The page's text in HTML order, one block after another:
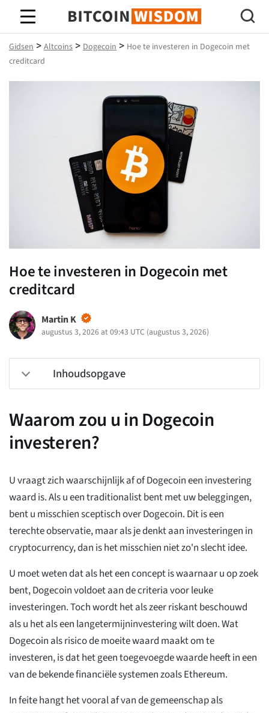
Bitcoin-wijsheid
Gidsen > Altcoins > Dogecoin > Hoe te investeren in Dogecoin met
creditcard
Hoe te investeren in Dogecoin met
creditcard
Martin K
augustus 3, 2026 at 09:43 UTC (augustus 3, 2026)
Inhoudsopgave
Waarom zou u in Dogecoin
investeren?
U vraagt zich waarschijnlijk af of Dogecoin een investering
waard is. Als u een traditionalist bent met uw beleggingen,
bent u misschien sceptisch over Dogecoin. Dit is een
terechte observatie, maar als je denkt aan investeringen in
cryptocurrency, dan is het misschien niet zo'n slecht idee.
U moet weten dat als het een concept is waarnaar u op zoek
bent, Dogecoin voldoet aan de criteria voor leuke
investeringen. Toch wordt het als zeer riskant beschouwd
als u het als een langetermijninvestering wilt doen. Wat
Dogecoin als risico de moeite waard maakt om te
investeren, is dat het geen toegevoegde waarde heeft in een
van de bekende financiële systemen zoals Ethereum.
In feite hangt het vooral af van de gemeenschap als